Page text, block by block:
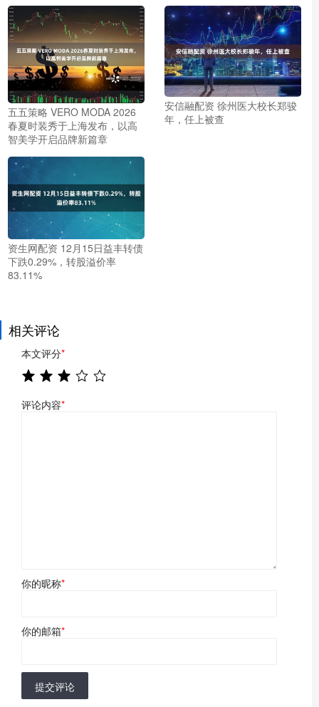
五五策略 VERO MODA 2026
春夏时装秀于上海发布，以高
智美学开启品牌新篇章
安信融配资 徐州医大校长郑骏
年，任上被查
资生网配资 12月15日益丰转债
下跌0.29%，转股溢价率
83.11%
相关评论
本文评分*
评论内容*
你的昵称*
你的邮箱*
提交评论